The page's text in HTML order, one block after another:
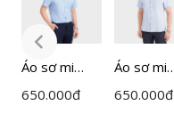
Áo sơ mi
ngắn tay
650.000đ
Áo sơ mi
ngắn tay
650.000đ